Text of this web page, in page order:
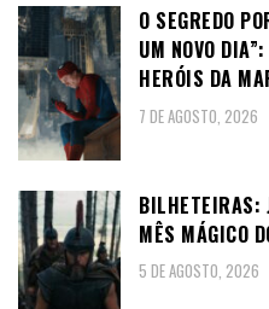
O SEGREDO
UM NOVO
HERÓIS DA
7 DE AGOSTO, 2026
BILHETEIRAS:
MÊS MÁGICO
5 DE AGOSTO, 2026